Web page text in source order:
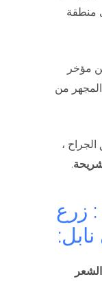
في منطقة
مؤخر
من
،
.
: زرع